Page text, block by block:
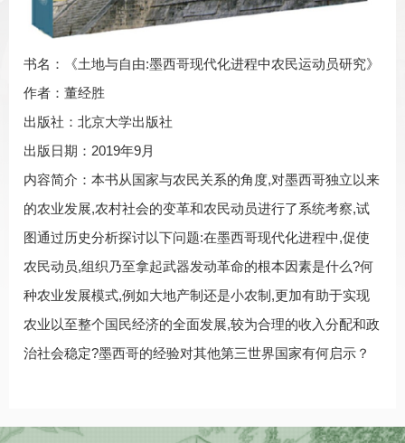
书名：《土地与自由:墨西哥现代化进程中农民运动员研究》
作者：董经胜
出版社：北京大学出版社
出版日期：2019年9月
内容简介：本书从国家与农民关系的角度,对墨西哥独立以来
的农业发展,农村社会的变革和农民动员进行了系统考察,试
图通过历史分析探讨以下问题:在墨西哥现代化进程中,促使
农民动员,组织乃至拿起武器发动革命的根本因素是什么?何
种农业发展模式,例如大地产制还是小农制,更加有助于实现
农业以至整个国民经济的全面发展,较为合理的收入分配和政
治社会稳定?墨西哥的经验对其他第三世界国家有何启示？